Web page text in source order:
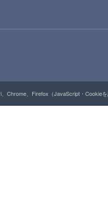
Chrome、Firefox（JavaScript・Cookie